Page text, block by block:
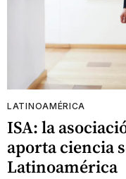
LATINOAMÉRICA
ISA: la
aporta ciencia
Latinoamérica